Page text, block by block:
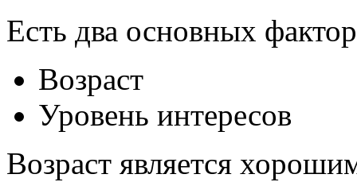
Есть два основных
Возраст
Уровень интересов
Возраст является